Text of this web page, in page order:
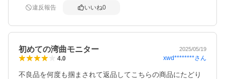
違反報告 いいね0
初めての湾曲モニター 2025/05/19
4.0 xwd********さん
不良品を何度も掴まされて返品してこちらの商品にたどり